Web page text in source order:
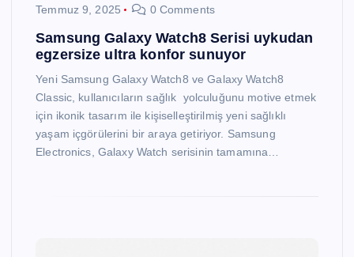
Temmuz 9, 2025
0 Comments
Samsung Galaxy Watch8 Serisi uykudan
egzersize ultra konfor sunuyor
Yeni Samsung Galaxy Watch8 ve Galaxy Watch8
Classic, kullanıcıların sağlık yolculuğunu motive etmek
için ikonik tasarım ile kişiselleştirilmiş yeni sağlıklı
yaşam içgörülerini bir araya getiriyor. Samsung
Electronics, Galaxy Watch serisinin tamamına…